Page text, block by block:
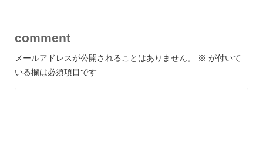
comment
メールアドレスが公開されることはありません。 ※ が付いて
いる欄は必須項目です